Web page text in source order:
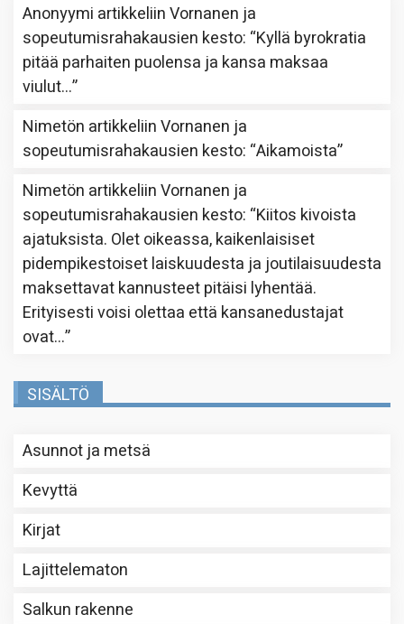
Anonyymi artikkeliinVornanen ja
sopeutumisrahakausien kesto: “Kyllä byrokratia
pitää parhaiten puolensa ja kansa maksaa
viulut…”
Nimetön artikkeliinVornanen ja
sopeutumisrahakausien kesto: “Aikamoista”
Nimetön artikkeliinVornanen ja
sopeutumisrahakausien kesto: “Kiitos kivoista
ajatuksista. Olet oikeassa, kaikenlaisiset
pidempikestoiset laiskuudesta ja joutilaisuudesta
maksettavat kannusteet pitäisi lyhentää.
Erityisesti voisi olettaa että kansanedustajat
ovat…”
SISÄLTÖ
Asunnot ja metsä
Kevyttä
Kirjat
Lajittelematon
Salkun rakenne